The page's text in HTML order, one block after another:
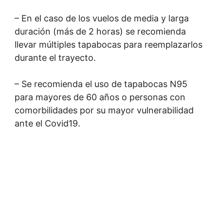
– En el caso de los vuelos de media y larga
duración (más de 2 horas) se recomienda
llevar múltiples tapabocas para reemplazarlos
durante el trayecto.
– Se recomienda el uso de tapabocas N95
para mayores de 60 años o personas con
comorbilidades por su mayor vulnerabilidad
ante el Covid19.